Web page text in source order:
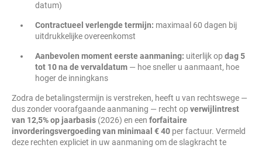
datum)
Contractueel verlengde termijn: maximaal 60 dagen bij
uitdrukkelijke overeenkomst
Aanbevolen moment eerste aanmaning: uiterlijk op dag 5
tot 10 na de vervaldatum — hoe sneller u aanmaant, hoe
hoger de inningkans
Zodra de betalingstermijn is verstreken, heeft u van rechtswege —
dus zonder voorafgaande aanmaning — recht op verwijlintrest
van 12,5% op jaarbasis (2026) en een forfaitaire
invorderingsvergoeding van minimaal € 40 per factuur. Vermeld
deze rechten expliciet in uw aanmaning om de slagkracht te